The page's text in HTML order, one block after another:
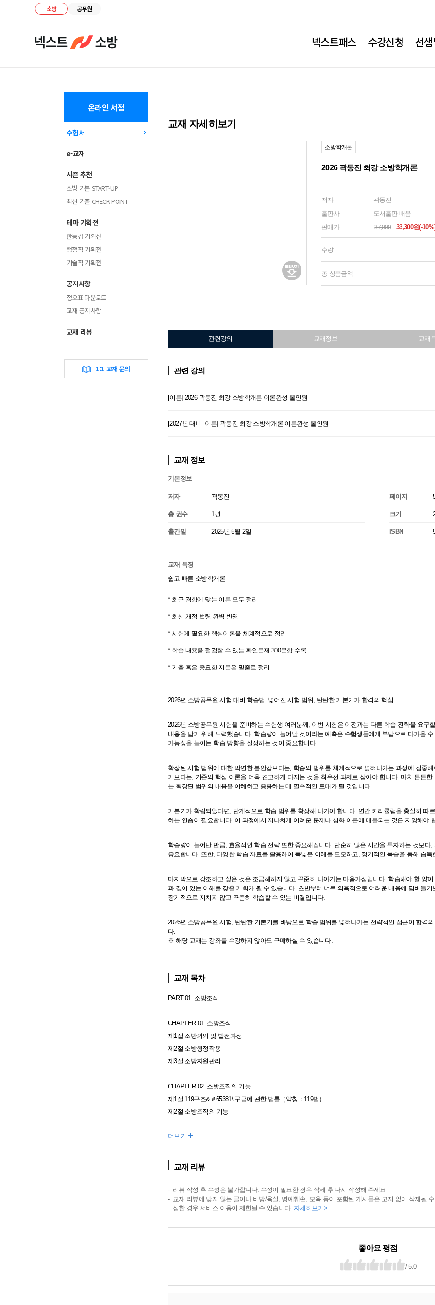
소방 공무원
메
가넥스트패스 수강신청 선
온라인 서점
수험서
e-교재
시즌 추천
소방 기본 START-UP
최신 기출 CHECK POINT
테마 기획전
한능검 기획전
행정직 기획전
기술직 기획전
공지사항
정오표 다운로드
교재 공지사항
교재 리뷰
1:1 교재 문의
교재 자세히보기
소방학개론
2026 곽동진 최강 소방학개론
저자
곽동진
출판사
도서출판 배움
판매가
37,000 33,300원(-
수량
총 상품금액
관련강의 교재정보 교재
관련 강의
[이론] 2026 곽동진 최강 소방학개론 이론완성 올인원
[2027년 대비_이론] 곽동진 최강 소방학개론 이론완성 올인원
교재 정보
기본정보
저자 곽동진
총 권수 1권
출간일 2025년 5월 2일
페이지
크기
ISBN
교재 특징
쉽고 빠른 소방학개론
* 최근 경향에 맞는 이론 모두 정리
* 최신 개정 법령 완벽 반영
* 시험에 필요한 핵심이론을 체계적으로 정리
* 학습 내용을 점검할 수 있는 확인문제 300문항 수록
* 기출 혹은 중요한 지문은 밑줄로 정리
2026년 소방공무원 시험 대비 학습법: 넓어진 시험 범위, 탄탄한 기본기가 합격의 핵심
2026년 소방공무원 시험을 준비하는 수험생 여러분께, 이번 시험은 이전과는 다른 학습 전략을 요구
내용을 담기 위해 노력했습니다. 학습량이 늘어날 것이라는 예측은 수험생들에게 부담으로 다가올
가능성을 높이는 학습 방향을 설정하는 것이 중요합니다.
확장된 시험 범위에 대한 막연한 불안감보다는, 학습의 범위를 체계적으로 넓혀나가는 과정에 집중
기보다는, 기존의 핵심 이론을 더욱 견고하게 다지는 것을 최우선 과제로 삼아야 합니다. 마치 튼튼
는 확장된 범위의 내용을 이해하고 응용하는 데 필수적인 토대가 될 것입니다.
기본기가 확립되었다면, 단계적으로 학습 범위를 확장해 나가야 합니다. 연간 커리큘럼을 충실히 따
하는 연습이 필요합니다. 이 과정에서 지나치게 어려운 문제나 심화 이론에 매몰되는 것은 지양해야
학습량이 늘어난 만큼, 효율적인 학습 전략 또한 중요해집니다. 단순히 많은 시간을 투자하는 것보다
중요합니다. 또한, 다양한 학습 자료를 활용하여 폭넓은 이해를 도모하고, 정기적인 복습을 통해 습
마지막으로 강조하고 싶은 것은 조급해하지 않고 꾸준히 나아가는 마음가짐입니다. 학습해야 할 양
과 깊이 있는 이해를 갖출 기회가 될 수 있습니다. 초반부터 너무 의욕적으로 어려운 내용에 덤벼들
장기적으로 지치지 않고 꾸준히 학습할 수 있는 비결입니다.
2026년 소방공무원 시험, 탄탄한 기본기를 바탕으로 학습 범위를 넓혀나가는 전략적인 접근이 합격
다.
※ 해당 교재는 강좌를 수강하지 않아도 구매하실 수 있습니다.
교재 목차
PART 01. 소방조직
CHAPTER 01. 소방조직
제1절 소방의의 및 발전과정
제2절 소방행정작용
제3절 소방자원관리
CHAPTER 02. 소방조직의 기능
제1절 119구조&＃65381\;구급에 관한 법률（약칭：119법）
제2절 소방조직의 기능
더보기 +
교재 리뷰
리뷰 작성 후 수정은 불가합니다. 수정이 필요한 경우 삭제 후 다시 작성해 주세요
교재 리뷰에 맞지 않는 글이나 비방/욕설, 명예훼손, 모욕 등이 포함된 게시물은 고지 없이 삭제될
심한 경우 서비스 이용이 제한될 수 있습니다. 자세히보기>
좋아요 평점
/ 5.0